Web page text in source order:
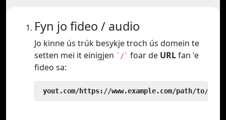
Fyn jo fideo / audio
Jo kinne ús trúk besykje troch ús domein te
setten mei it einigjen `/` foar de URLfan 'e
fideo sa:
yout.com/https://www.example.com/path/to/